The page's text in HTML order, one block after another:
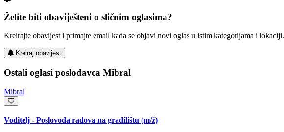
Želite biti obaviješteni o sličnim oglasima?
Kreirajte obavijest i primajte email kada se objavi novi oglas u istim kategorijama i lokaciji.
Kreiraj obavijest
Ostali oglasi poslodavca Mibral
Mibral
Voditelj - Poslovođa radova na gradilištu (m/ž)